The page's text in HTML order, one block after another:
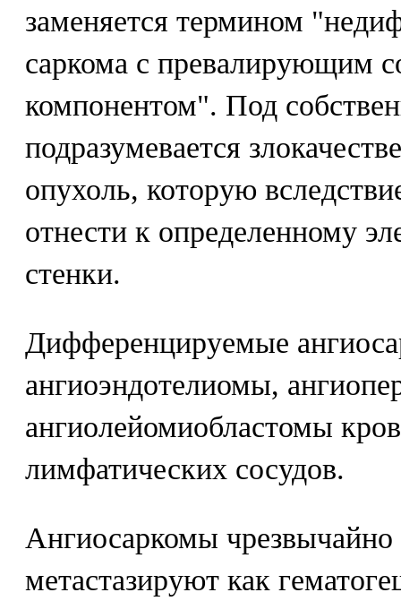
заменяется термином
саркома с превалирующим
компонентом". Под
подразумевается
опухоль, которую
отнести к определенному
стенки.
Дифференцируемые
ангиоэндотелиомы,
ангиолейомиобластомы
лимфатических сосудов.
Ангиосаркомы
метастазируют как